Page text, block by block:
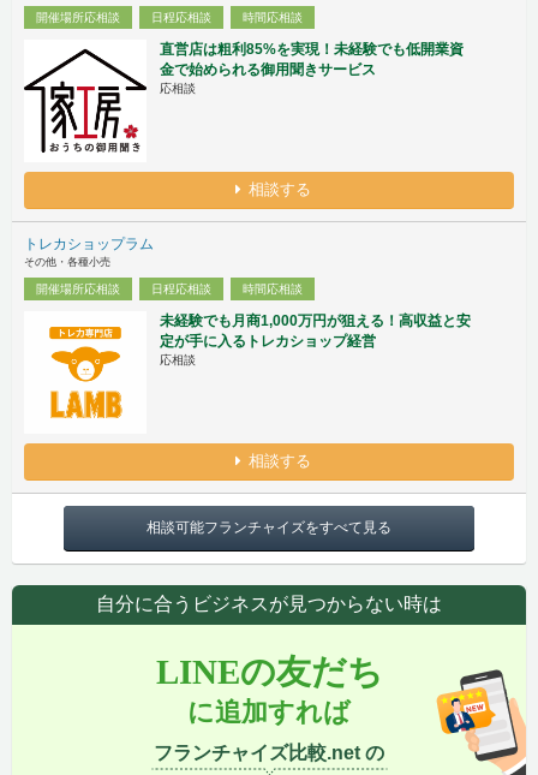
開催場所応相談 日程応相談 時間応相談
直営店は粗利85%を実現！未経験でも低開業資
金で始められる御用聞きサービス
応相談
相談する
トレカショップラム
その他・各種小売
開催場所応相談 日程応相談 時間応相談
未経験でも月商1,000万円が狙える！高収益と安
定が手に入るトレカショップ経営
応相談
相談する
相談可能フランチャイズをすべて見る
自分に合うビジネスが見つからない時は
LINEの友だち
に追加すれば
フランチャイズ比較.net の